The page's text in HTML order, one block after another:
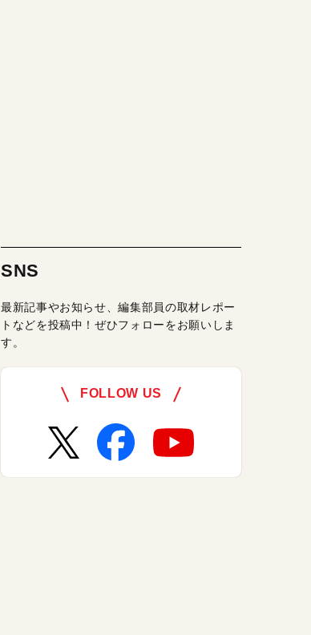
SNS
最新記事やお知らせ、編集部員の取材レポー
トなどを投稿中！ぜひフォローをお願いしま
す。
FOLLOW US